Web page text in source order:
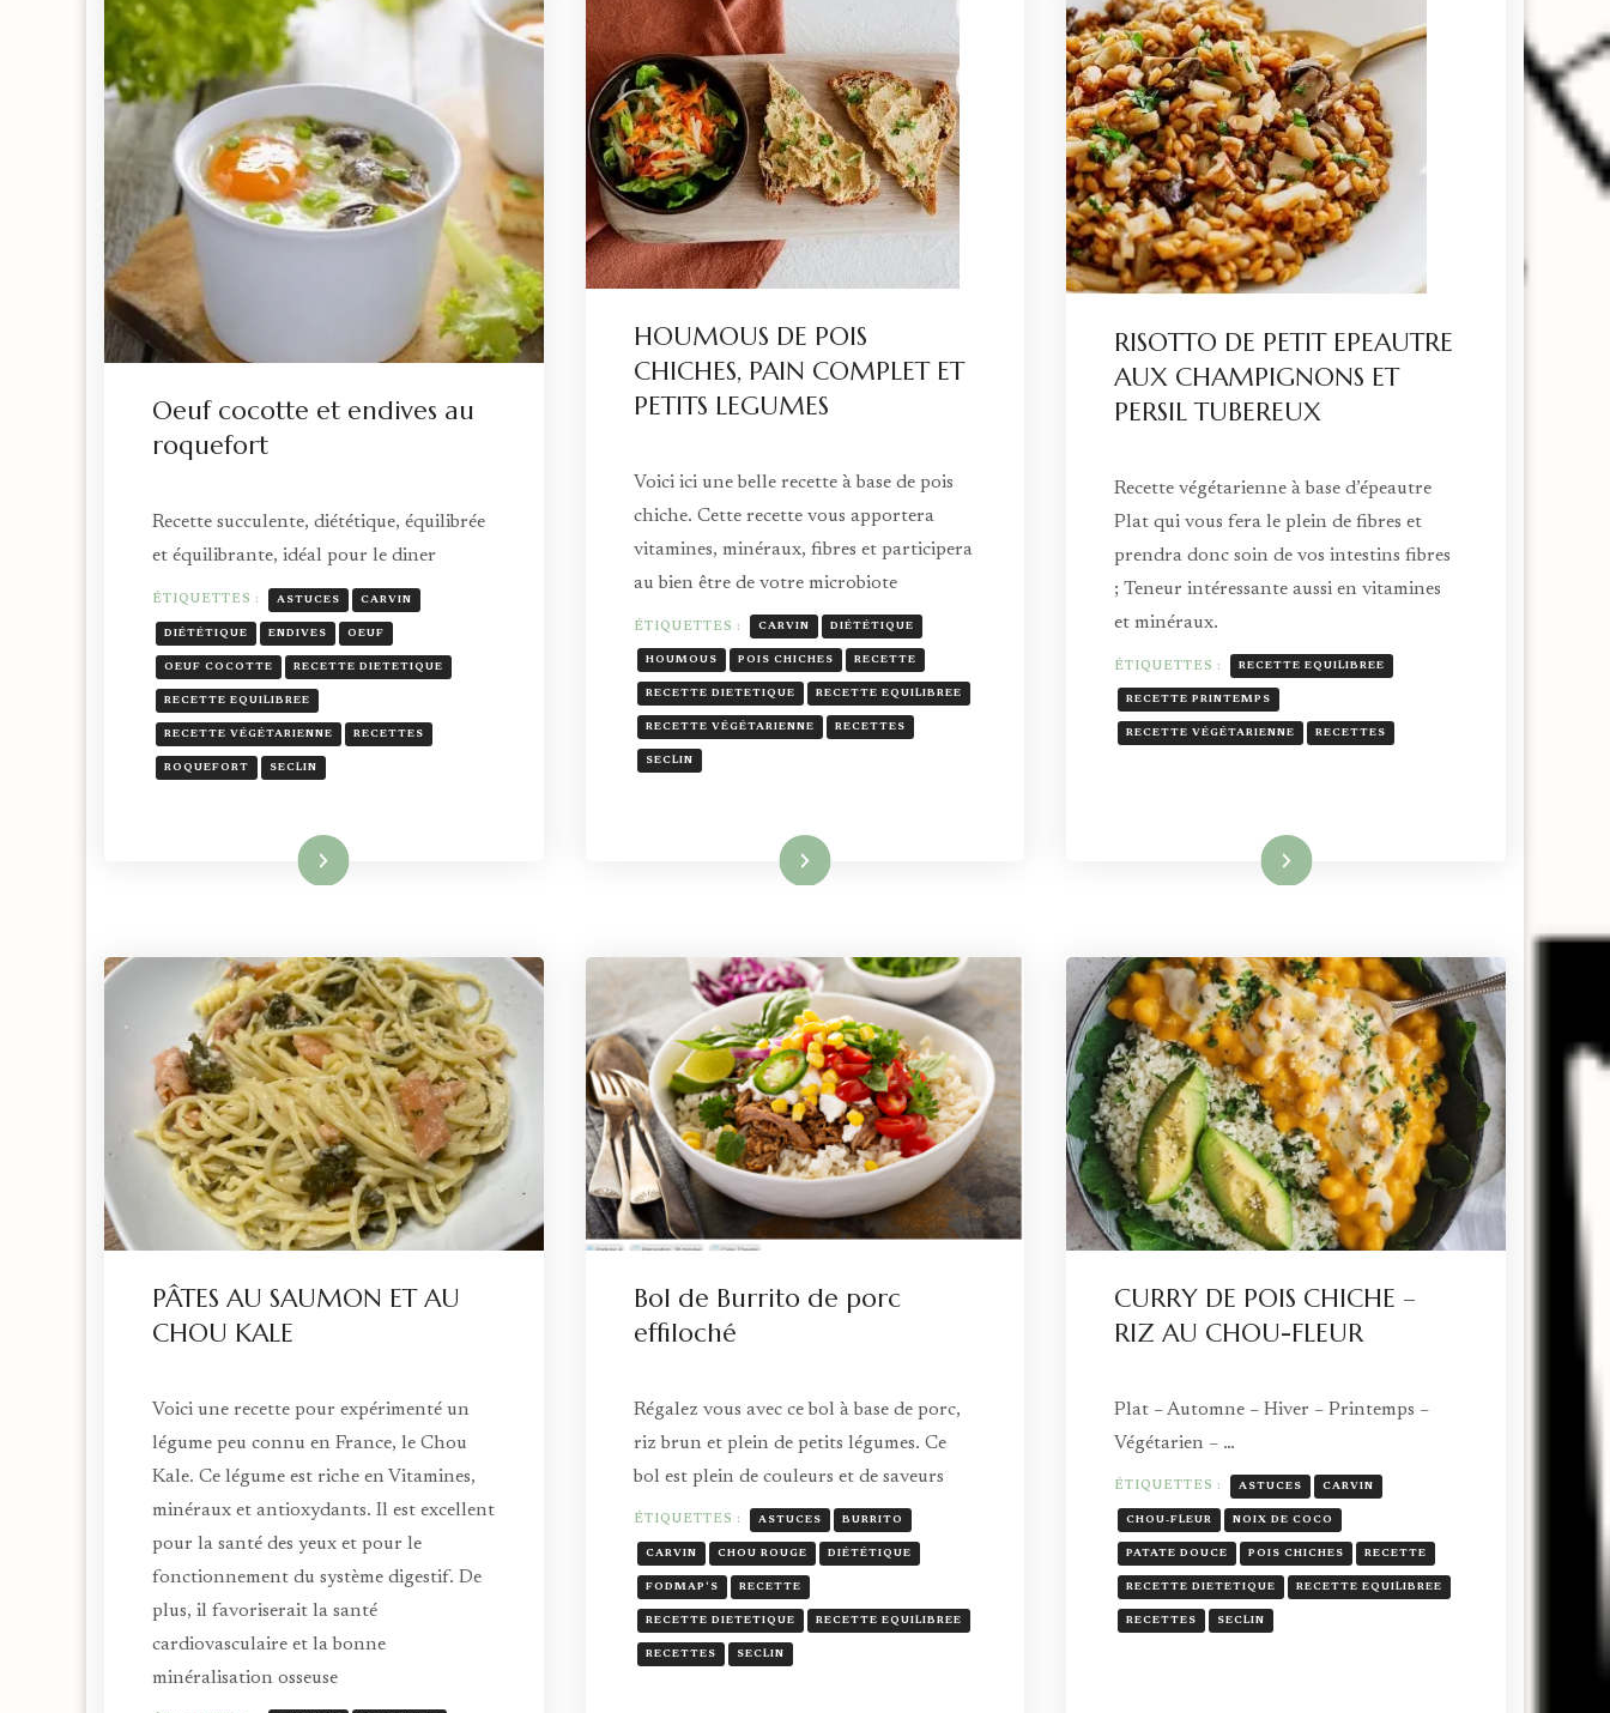
Oeuf cocotte et endives au
roquefort
Recette succulente, diététique, équilibrée
et équilibrante, idéal pour le diner
ÉTIQUETTES : ASTUCES CARVIN
DIÉTÉTIQUE ENDIVES OEUF
OEUF COCOTTE RECETTE DIETETIQUE
RECETTE EQUILIBREE
RECETTE VÉGÉTARIENNE RECETTES
ROQUEFORT SECLIN
Lire la suite
HOUMOUS DE POIS
CHICHES, PAIN COMPLET ET
PETITS LEGUMES
Voici ici une belle recette à base de pois
chiche. Cette recette vous apportera
vitamines, minéraux, fibres et participera
au bien être de votre microbiote
ÉTIQUETTES : CARVIN DIÉTÉTIQUE
HOUMOUS POIS CHICHES RECETTE
RECETTE DIETETIQUE RECETTE EQUILIBREE
RECETTE VÉGÉTARIENNE RECETTES
SECLIN
Lire la suite
RISOTTO DE PETIT EPEAUTRE
AUX CHAMPIGNONS ET
PERSIL TUBEREUX
Recette végétarienne à base d’épeautre
Plat qui vous fera le plein de fibres et
prendra donc soin de vos intestins fibres
; Teneur intéressante aussi en vitamines
et minéraux.
ÉTIQUETTES : RECETTE EQUILIBREE
RECETTE PRINTEMPS
RECETTE VÉGÉTARIENNE RECETTES
Lire la suite
PÂTES AU SAUMON ET AU
CHOU KALE
Voici une recette pour expérimenté un
légume peu connu en France, le Chou
Kale. Ce légume est riche en Vitamines,
minéraux et antioxydants. Il est excellent
pour la santé des yeux et pour le
fonctionnement du système digestif. De
plus, il favoriserait la santé
cardiovasculaire et la bonne
minéralisation osseuse
Bol de Burrito de porc
effiloché
Régalez vous avec ce bol à base de porc,
riz brun et plein de petits légumes. Ce
bol est plein de couleurs et de saveurs
ÉTIQUETTES : ASTUCES BURRITO
CARVIN CHOU ROUGE DIÉTÉTIQUE
FODMAP'S RECETTE
RECETTE DIETETIQUE RECETTE EQUILIBREE
RECETTES SECLIN
CURRY DE POIS CHICHE –
RIZ AU CHOU-FLEUR
Plat – Automne – Hiver – Printemps –
Végétarien – …
ÉTIQUETTES : ASTUCES CARVIN
CHOU-FLEUR NOIX DE COCO
PATATE DOUCE POIS CHICHES RECETTE
RECETTE DIETETIQUE RECETTE EQUILIBREE
RECETTES SECLIN